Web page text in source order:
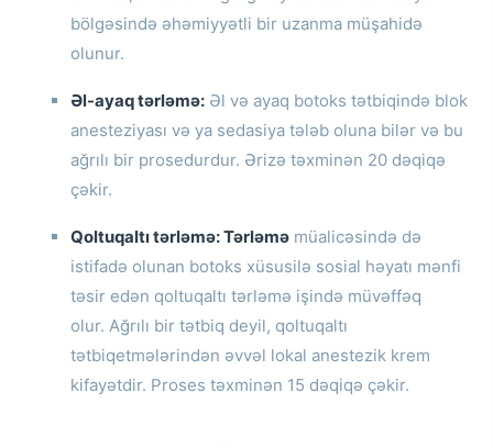
bölgəsində əhəmiyyətli bir uzanma müşahidə
olunur.
Əl-ayaq tərləmə:Əl və ayaq botoks tətbiqində blok
anesteziyası və ya sedasiya tələb oluna bilər və bu
ağrılı bir prosedurdur. Ərizə təxminən 20 dəqiqə
çəkir.
Qoltuqaltı tərləmə: Tərləməmüalicəsində də
istifadə olunan botoks xüsusilə sosial həyatı mənfi
təsir edən qoltuqaltı tərləmə işində müvəffəq
olur. Ağrılı bir tətbiq deyil, qoltuqaltı
tətbiqetmələrindən əvvəl lokal anestezik krem ​​
kifayətdir. Proses təxminən 15 dəqiqə çəkir.